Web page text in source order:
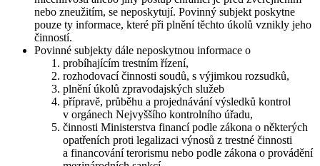
nebo zneužitím, se neposkytují. Povinný subjekt poskytne
pouze ty informace, které při plnění těchto úkolů vznikly jeho
činností.
Povinné subjekty dále neposkytnou informace o
probíhajícím trestním řízení,
rozhodovací činnosti soudů, s výjimkou rozsudků,
plnění úkolů zpravodajských služeb
přípravě, průběhu a projednávání výsledků kontrol
v orgánech Nejvyššího kontrolního úřadu,
činnosti Ministerstva financí podle zákona o některých
opatřeních proti legalizaci výnosů z trestné činnosti
a financování terorismu nebo podle zákona o provádění